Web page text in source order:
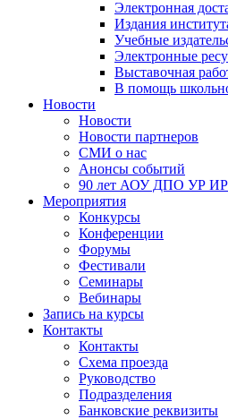
Электронная
Издания
Учебные
Электронные
Выставочная
В помощь
Новости
Новости
Новости партнеров
СМИ о нас
Анонсы событий
90 лет АОУ ДПО УР
Мероприятия
Конкурсы
Конференции
Форумы
Фестивали
Семинары
Вебинары
Запись на курсы
Контакты
Контакты
Схема проезда
Руководство
Подразделения
Банковские реквизиты